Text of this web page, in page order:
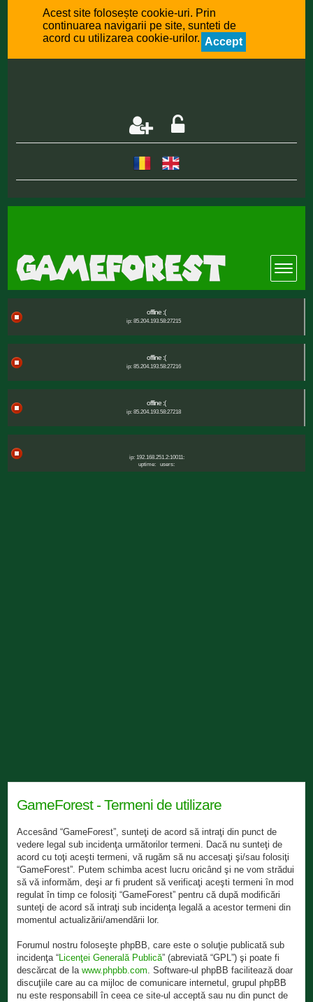
Acest site folosește cookie-uri. Prin
continuarea navigarii pe site, sunteti de
acord cu utilizarea cookie-urilor. Accept
offline :(
ip: 85.204.193.58:27215
offline :(
ip: 85.204.193.58:27216
offline :(
ip: 85.204.193.58:27218
ip: 192.168.251.2:10011:
uptime:
users:
GameForest - Termeni de utilizare
Accesând “GameForest”, sunteţi de acord să intraţi din punct de
vedere legal sub incidenţa următorilor termeni. Dacă nu sunteţi de
acord cu toţi aceşti termeni, vă rugăm să nu accesaţi şi/sau folosiţi
“GameForest”. Putem schimba acest lucru oricând şi ne vom strădui
să vă informăm, deşi ar fi prudent să verificaţi aceşti termeni în mod
regulat în timp ce folosiţi “GameForest” pentru că după modificări
sunteţi de acord să intraţi sub incidenţa legală a acestor termeni din
momentul actualizării/amendării lor.
Forumul nostru foloseşte phpBB, care este o soluţie publicată sub
incidenţa “Licenţei Generală Publică” (abreviată “GPL”) şi poate fi
descărcat de lawww.phpbb.com. Software-ul phpBB facilitează doar
discuţiile care au ca mijloc de comunicare internetul, grupul phpBB
nu este responsabill în ceea ce site-ul acceptă sau nu din punct de